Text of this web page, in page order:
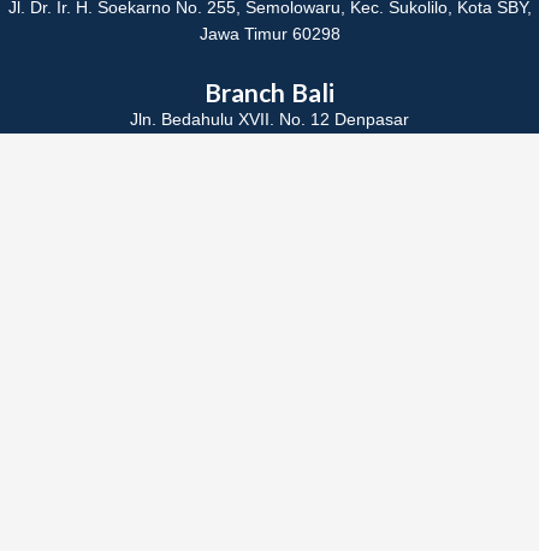
Jl. Dr. Ir. H. Soekarno No. 255, Semolowaru, Kec. Sukolilo, Kota SBY,
Jawa Timur 60298
Branch Bali
Jln. Bedahulu XVII. No. 12 Denpasar